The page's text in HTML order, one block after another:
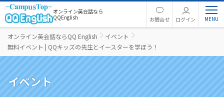
オンライン英会話なら
QQEnglish
お問合せ ログイン
オンライン英会話ならQQ English
イベント
無料イベント | QQキッズの先生とイースターを学ぼう！
イベント